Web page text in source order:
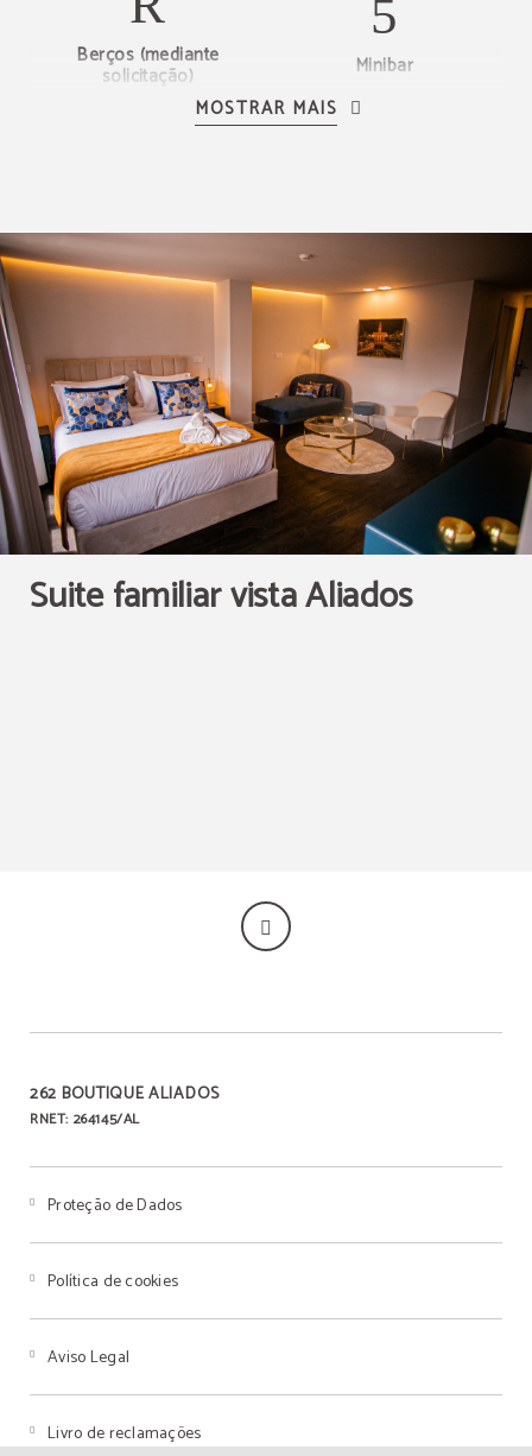
Berços (mediante
solicitação) Minibar
café de cortesia Quarto com vistas
Chuveiro Serviço de limpeza
MOSTRAR MAIS
Suite familiar vista Aliados
262 BOUTIQUE ALIADOS
RNET: 264145/AL
Proteção de Dados
Política de cookies
Aviso Legal
Livro de reclamações